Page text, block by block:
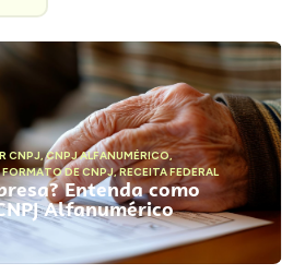
CNPJ,CNPJ ALFANUMÉRICO,
DE CNPJ,RECEITA FEDERAL
Entenda como
Alfanumérico